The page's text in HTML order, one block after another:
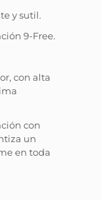
y sutil.
9-Free.
con alta
con
un
en toda